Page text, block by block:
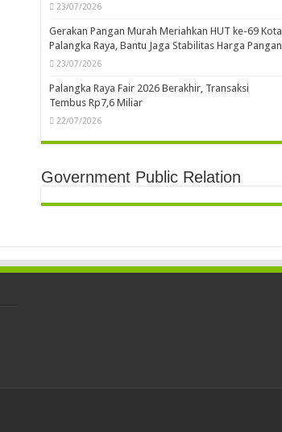
23/07/2026
Gerakan Pangan Murah Meriahkan HUT ke-69 Kota
Palangka Raya, Bantu Jaga Stabilitas Harga Pangan
23/07/2026
Palangka Raya Fair 2026 Berakhir, Transaksi
Tembus Rp7,6 Miliar
22/07/2026
Government Public Relation